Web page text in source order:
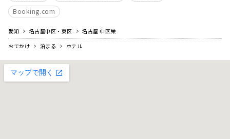
Booking.com
愛知 名古屋中区・東区
名古屋 中区栄
おでかけ
泊まる ホテル